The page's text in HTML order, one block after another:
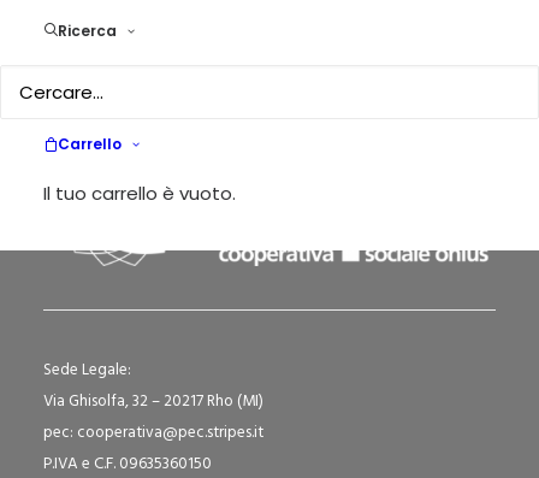
Ricerca
Carrello
Il tuo carrello è vuoto.
Sede Legale:
Via Ghisolfa, 32 – 20217 Rho (MI)
pec: cooperativa@pec.stripes.it
P.IVA e C.F. 09635360150